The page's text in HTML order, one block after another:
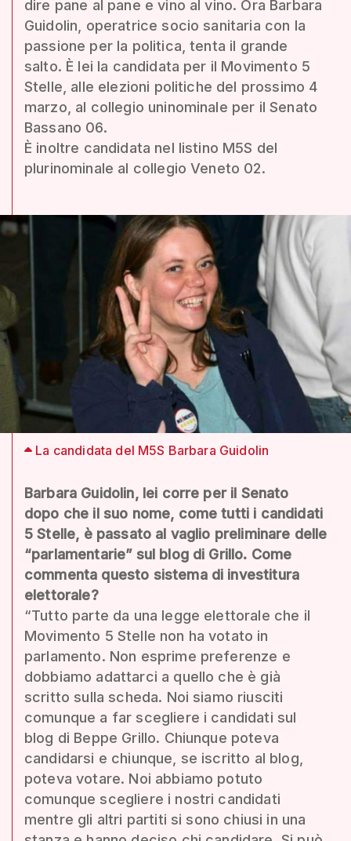
dire pane al pane e vino al vino. Ora Barbara
Guidolin, operatrice socio sanitaria con la
passione per la politica, tenta il grande
salto. È lei la candidata per il Movimento 5
Stelle, alle elezioni politiche del prossimo 4
marzo, al collegio uninominale per il Senato
Bassano 06.
È inoltre candidata nel listino M5S del
plurinominale al collegio Veneto 02.
La candidata del M5S Barbara Guidolin
Barbara Guidolin, lei corre per il Senato
dopo che il suo nome, come tutti i candidati
5 Stelle, è passato al vaglio preliminare delle
“parlamentarie” sul blog di Grillo. Come
commenta questo sistema di investitura
elettorale?
“Tutto parte da una legge elettorale che il
Movimento 5 Stelle non ha votato in
parlamento. Non esprime preferenze e
dobbiamo adattarci a quello che è già
scritto sulla scheda. Noi siamo riusciti
comunque a far scegliere i candidati sul
blog di Beppe Grillo. Chiunque poteva
candidarsi e chiunque, se iscritto al blog,
poteva votare. Noi abbiamo potuto
comunque scegliere i nostri candidati
mentre gli altri partiti si sono chiusi in una